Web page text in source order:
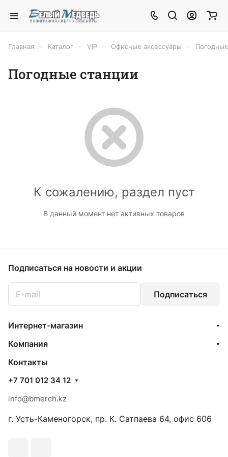
Главная Каталог VIP Офисные аксессуары
Погодные станции
К сожалению, раздел пуст
В данный момент нет активных товаров
Подписаться на новости и акции
Подписаться
Интернет-магазин
Компания
Контакты
+7 701 012 34 12
info@bmerch.kz
г. Усть-Каменогорск, пр. К. Сатпаева 64, офис 606